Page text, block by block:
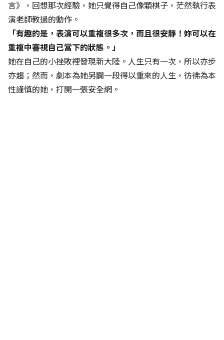
言》，回想那次經驗，她只覺得自己像顆棋子，茫然執行表
演老師教過的動作。
「有趣的是，表演可以重複很多次，而且很安靜！妳可以在
重複中審視自己當下的狀態。」
她在自己的小挫敗裡發現新大陸。人生只有一次，所以亦步
亦趨；然而，劇本為她另闢一段得以重來的人生，彷彿為本
性謹慎的她，打開一張安全網。